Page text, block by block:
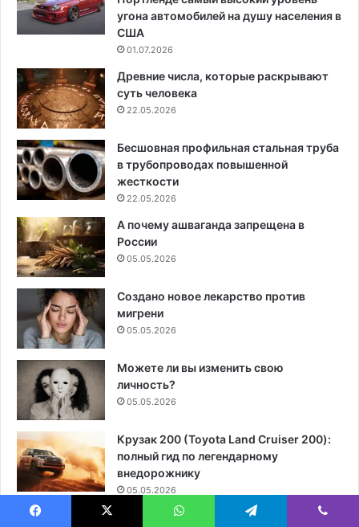
угона автомобилей на душу населения в
США
01.07.2026
Древние числа, которые раскрывают
суть человека
22.05.2026
Бесшовная профильная стальная труба
в трубопроводах повышенной
жесткости
22.05.2026
А почему ашваганда запрещена в
России
05.05.2026
Создано новое лекарство против
мигрени
05.05.2026
Можете ли вы изменить свою
личность?
05.05.2026
Крузак 200 (Toyota Land Cruiser 200):
полный гид по легендарному
внедорожнику
05.05.2026
Глицин — это фейк или реальное